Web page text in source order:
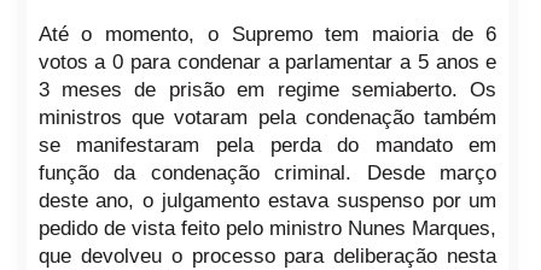
Até o momento, o Supremo tem maioria de 6
votos a 0 para condenar a parlamentar a 5 anos e
3 meses de prisão em regime semiaberto. Os
ministros que votaram pela condenação também
se manifestaram pela perda do mandato em
função da condenação criminal. Desde março
deste ano, o julgamento estava suspenso por um
pedido de vista feito pelo ministro Nunes Marques,
que devolveu o processo para deliberação nesta